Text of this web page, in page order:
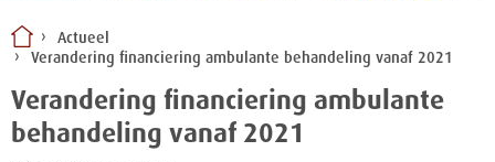
Actueel
Verandering financiering ambulante behandeling vanaf 2021
Verandering financiering ambulante
behandeling vanaf 2021
Vrije dagbestedingsplekken